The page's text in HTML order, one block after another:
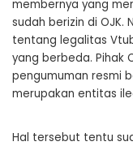
membernya yang
sudah berizin di OJK.
tentang legalitas
yang berbeda. Pihak
pengumuman resmi
merupakan entitas
Hal tersebut tentu